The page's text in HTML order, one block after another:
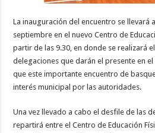
La inauguración del encuentro se llevará
septiembre en el nuevo Centro de
partir de las 9.30, en donde se realizará
delegaciones que darán el presente en
que este importante encuentro de
interés municipal por las autoridades.
Una vez llevado a cabo el desfile de las
repartirá entre el Centro de Educación